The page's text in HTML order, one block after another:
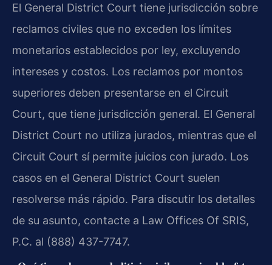
El General District Court tiene jurisdicción sobre
reclamos civiles que no exceden los límites
monetarios establecidos por ley, excluyendo
intereses y costos. Los reclamos por montos
superiores deben presentarse en el Circuit
Court, que tiene jurisdicción general. El General
District Court no utiliza jurados, mientras que el
Circuit Court sí permite juicios con jurado. Los
casos en el General District Court suelen
resolverse más rápido. Para discutir los detalles
de su asunto, contacte a Law Offices Of SRIS,
P.C. al (888) 437-7747.